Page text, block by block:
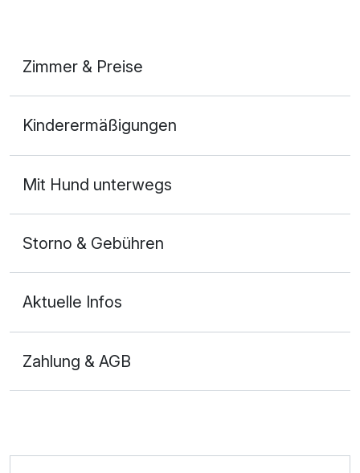
Zimmer & Preise
2 Erwachsene und 1 Kind
Kinderermäßigungen
Mit Hund unterwegs
Storno & Gebühren
Aktuelle Infos
Zahlung & AGB